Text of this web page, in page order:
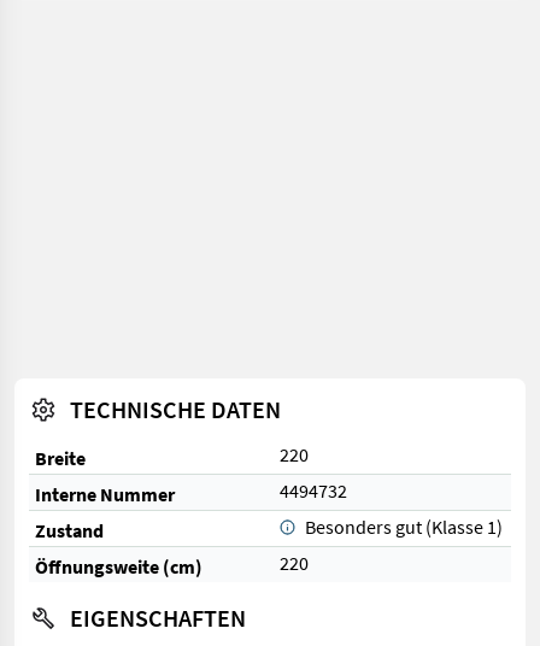
TECHNISCHE DATEN
Breite
220
Interne Nummer
4494732
Zustand
Besonders gut (Klasse 1)
Öffnungsweite (cm)
220
EIGENSCHAFTEN